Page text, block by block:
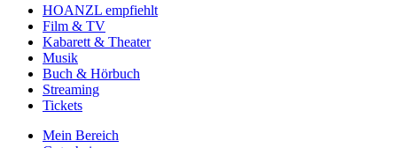
HOANZL empfiehlt
Film & TV
Kabarett & Theater
Musik
Buch & Hörbuch
Streaming
Tickets
Mein Bereich